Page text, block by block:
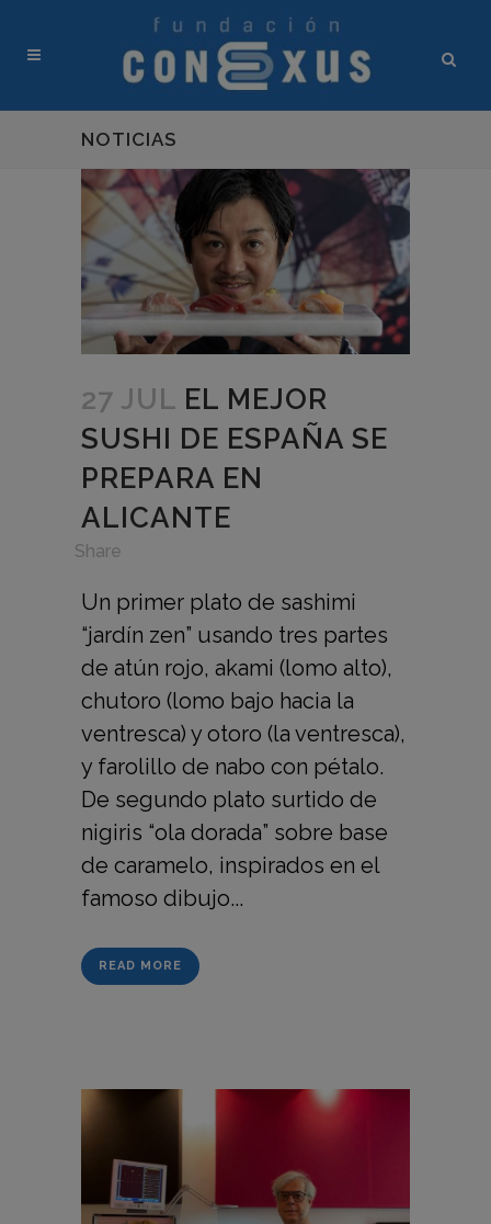
NOTICIAS
27 JUL EL MEJOR
SUSHI DE ESPAÑA SE
PREPARA EN
ALICANTE
Share
Un primer plato de sashimi
“jardín zen” usando tres partes
de atún rojo, akami (lomo alto),
chutoro (lomo bajo hacia la
ventresca) y otoro (la ventresca),
y farolillo de nabo con pétalo.
De segundo plato surtido de
nigiris “ola dorada” sobre base
de caramelo, inspirados en el
famoso dibujo...
READ MORE